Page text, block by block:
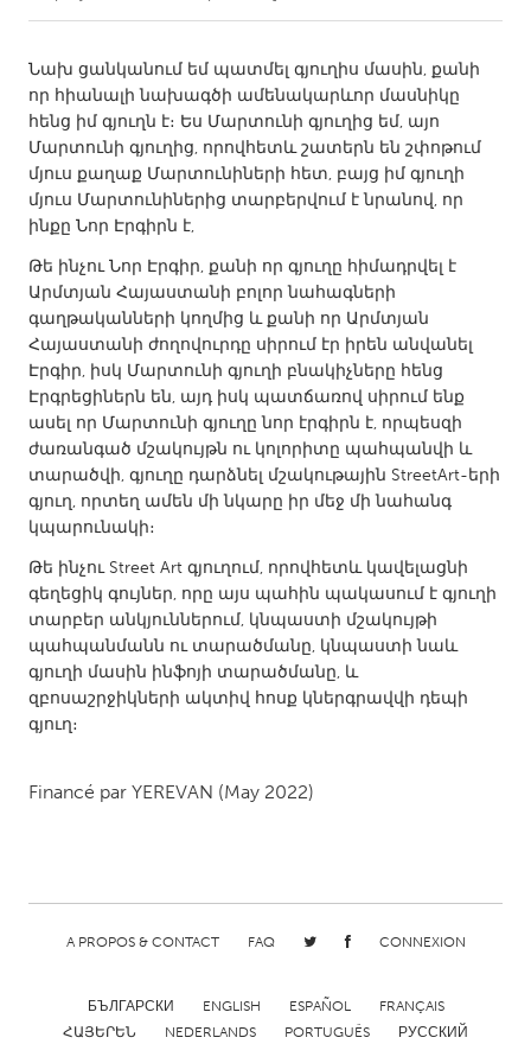
Amherstburg
Kingston
Kitchener-Waterloo
New Glasgow
Newmarket
Ottawa
South Shore
Toronto
MALAYSIA
Kuala Lumpur
NETHERLANDS
Leiden
Rotterdam
Utrecht
QATAR
Qatar
SINGAPORE
Singapore
Glasgow
Chicago, IL
Cleveland, OH
Նախ ցանկանում եմ պատմել գյուղիս մասին, քանի
որ հիանալի նախագծի ամենակարևոր մասնիկը
հենց իմ գյուղն է։ Ես Մարտունի գյուղից եմ, այո
Մարտունի գյուղից, որովհետև շատերն են շփոթում
մյուս քաղաք Մարտունիների հետ, բայց իմ գյուղի
մյուս Մարտունիներից տարբերվում է նրանով, որ
ինքը Նոր Էրգիրն է,
Թե ինչու Նոր Էրգիր, քանի որ գյուղը հիմադրվել է
Արմտյան Հայաստանի բոլոր նահագների
գաղթականների կողմից և քանի որ Արմտյան
Հայաստանի ժողովուրդը սիրում էր իրեն անվանել
Էրգիր, իսկ Մարտունի գյուղի բնակիչները հենց
Էրգրեցիներն են, այդ իսկ պատճառով սիրում ենք
ասել որ Մարտունի գյուղը նոր էրգիրն է, որպեսզի
ժառանգած մշակույթն ու կոլորիտը պահպանվի և
տարածվի, գյուղը դարձնել մշակութային StreetArt-երի
գյուղ, որտեղ ամեն մի նկարը իր մեջ մի նահանգ
կպարունակի։
Թե ինչու Street Art գյուղում, որովհետև կավելացնի
գեղեցիկ գույներ, որը այս պահին պակասում է գյուղի
տարբեր անկյուններում, կնպաստի մշակույթի
պահպանմանն ու տարածմանը, կնպաստի նաև
գյուղի մասին ինֆոյի տարածմանը, և
զբոսաշրջիկների ակտիվ հոսք կներգրավվի դեպի
գյուղ։
Financé par YEREVAN (May 2022)
A PROPOS & CONTACT FAQ CONNEXION
БЪЛГАРСКИ ENGLISH ESPAÑOL
FRANÇAIS
ՀԱՅԵՐԵՆ
NEDERLANDS PORTUGUÊS РУССКИЙ